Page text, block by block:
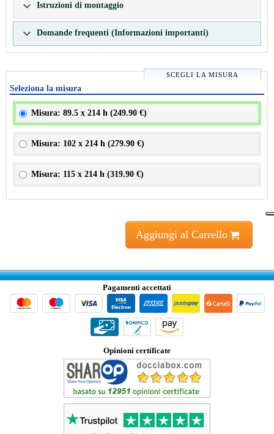
Istruzioni di montaggio
Domande frequenti (Informazioni importanti)
SCEGLI LA MISURA
Seleziona la misura
Misura: 89.5 x 214 h (249.90 €)
Misura: 102 x 214 h (279.90 €)
Misura: 115 x 214 h (319.90 €)
Aggiungi al Carrello
Pagamenti accettati
Opinioni certificate